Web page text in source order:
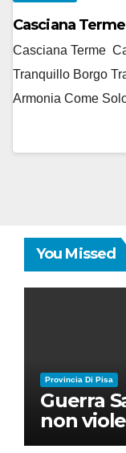
Casciana Terme
Casciana Terme
Tranquillo Borgo
Armonia Come
You Missed
Provincia Di Pisa
Guerra
non
nuovo